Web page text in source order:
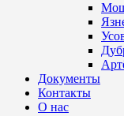
Документы
Контакты
О нас